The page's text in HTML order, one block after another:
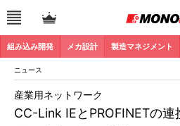
組み込み開発 メカ設計 製造マネジメント
ニュース
CC-Link IEとPROFINETの連
産業用ネットワーク